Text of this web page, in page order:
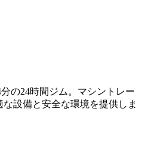
の24時間ジム。マシントレー
設備と安全な環境を提供しま